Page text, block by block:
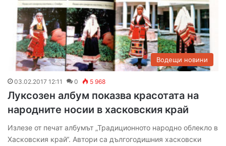
Водещи новини
03.02.2017 12:11 0 5 968
Луксозен албум показва красотата на
народните носии в хасковския край
Излезе от печат албумът „Традиционното народно облекло в
Хасковския край“. Автори са дългогодишния хасковски